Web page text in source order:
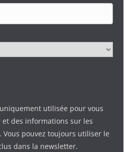
utilisée pour vous
des informations sur les
Vous pouvez toujours utiliser le
dans la newsletter.